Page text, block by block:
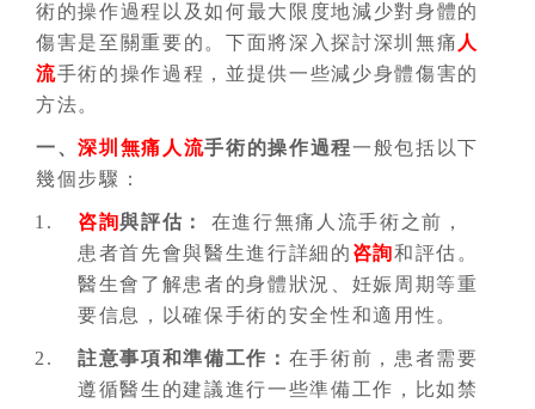
術的操作過程以及如何最大限度地減少對身體的
傷害是至關重要的。下面將深入探討深圳無痛 人
流手術的操作過程，並提供一些減少身體傷害的
方法。
一、深圳無痛人流手術的操作過程一般包括以下
幾個步驟：
咨詢與評估：
在進行無痛人流手術之前，
患者首先會與醫生進行詳細的 咨詢和評估。
醫生會了解患者的身體狀況、妊娠周期等重
要信息，以確保手術的安全性和適用性。
註意事項和準備工作： 在手術前，患者需要
遵循醫生的建議進行一些準備工作，比如禁